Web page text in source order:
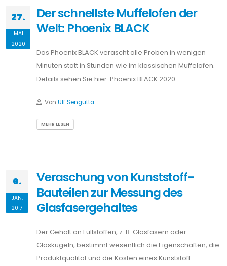
27.
MAI
2020
Der schnellste Muffelofen der
Welt: Phoenix BLACK
Das Phoenix BLACK verascht alle Proben in wenigen
Minuten statt in Stunden wie im klassischen Muffelofen.
Details sehen Sie hier: Phoenix BLACK 2020
Von Ulf Sengutta
MEHR LESEN
6.
JAN.
2017
Veraschung von Kunststoff-
Bauteilen zur Messung des
Glasfasergehaltes
Der Gehalt an Füllstoffen, z. B. Glasfasern oder
Glaskugeln, bestimmt wesentlich die Eigenschaften, die
Produktqualität und die Kosten eines Kunststoff-